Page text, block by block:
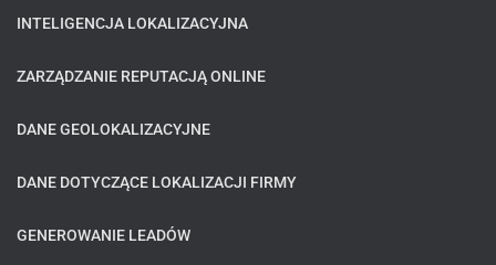
INTELIGENCJA LOKALIZACYJNA
ZARZĄDZANIE REPUTACJĄ ONLINE
DANE GEOLOKALIZACYJNE
DANE DOTYCZĄCE LOKALIZACJI FIRMY
GENEROWANIE LEADÓW